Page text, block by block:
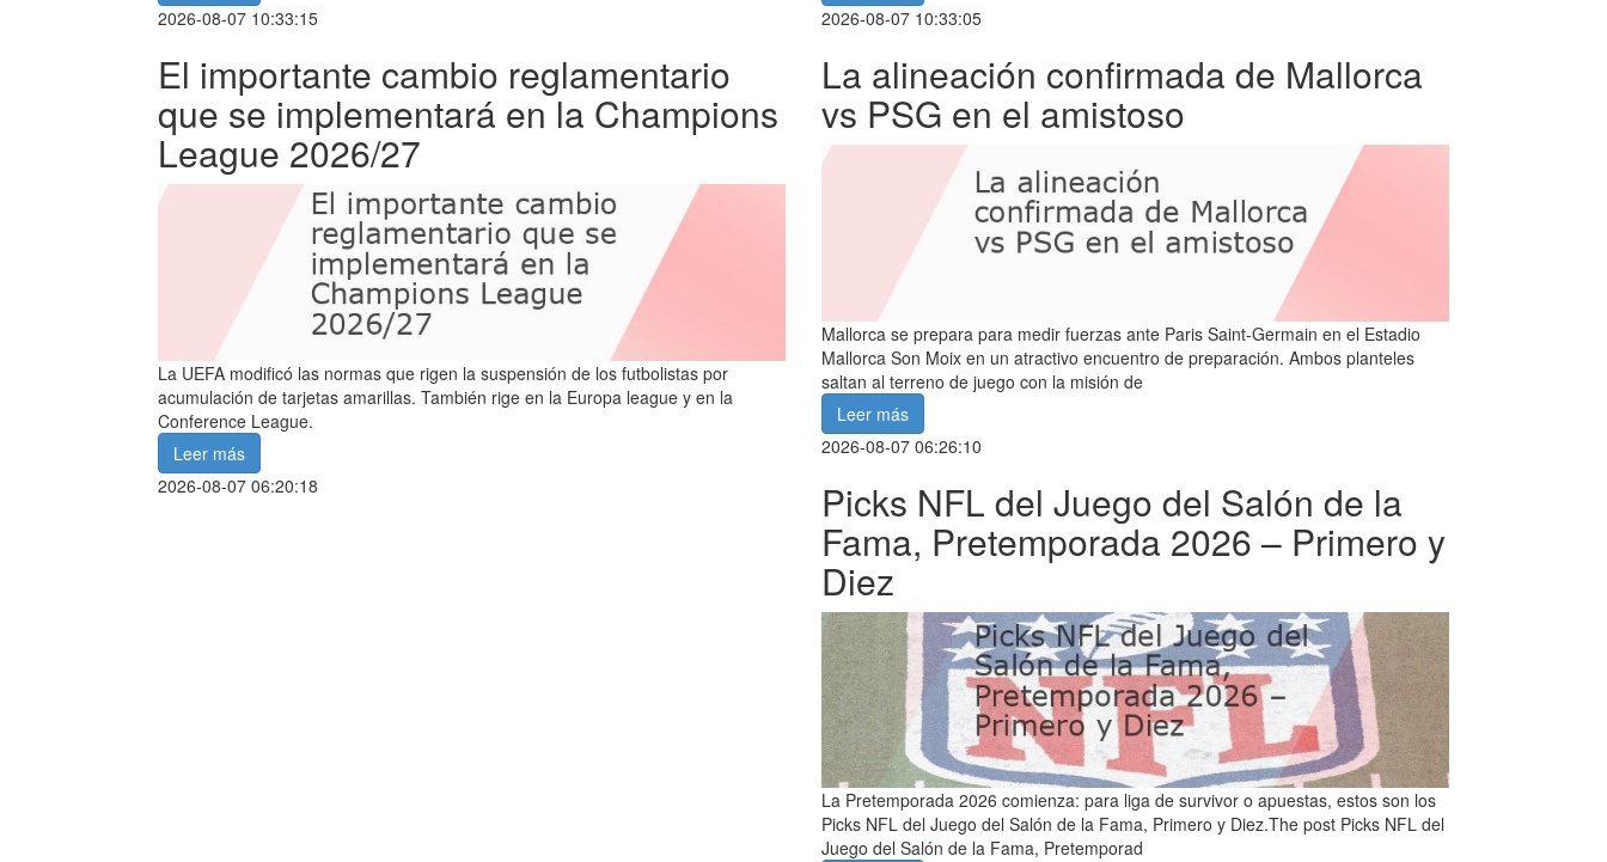
2026-08-07 10:33:15
2026-08-07 10:33:05
El importante cambio reglamentario
que se implementará en la Champions
League 2026/27
La UEFA modificó las normas que rigen la suspensión de los futbolistas por
acumulación de tarjetas amarillas. También rige en la Europa league y en la
Conference League.
Leer más
2026-08-07 06:20:18
La alineación confirmada de Mallorca
vs PSG en el amistoso
Mallorca se prepara para medir fuerzas ante Paris Saint-Germain en el Estadio
Mallorca Son Moix en un atractivo encuentro de preparación. Ambos planteles
saltan al terreno de juego con la misión de
Leer más
2026-08-07 06:26:10
Picks NFL del Juego del Salón de la
Fama, Pretemporada 2026 – Primero y
Diez
La Pretemporada 2026 comienza: para liga de survivor o apuestas, estos son los
Picks NFL del Juego del Salón de la Fama, Primero y Diez.The post Picks NFL del
Juego del Salón de la Fama, Pretemporad